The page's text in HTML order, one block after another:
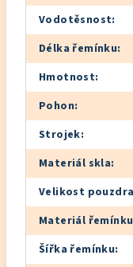
Vodotěsnost:
Délka řemínku:
Hmotnost:
Pohon:
Strojek:
Materiál skla:
Velikost pouzdra
Materiál řemínku
Šířka řemínku: